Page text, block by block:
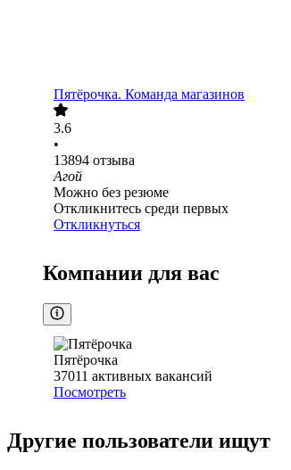
Пятёрочка. Команда магазинов
3.6
•
13894 отзыва
Агой
Можно без резюме
Откликнитесь среди первых
Откликнуться
Компании для вас
Пятёрочка
37011 активных вакансий
Посмотреть
Другие пользователи ищут